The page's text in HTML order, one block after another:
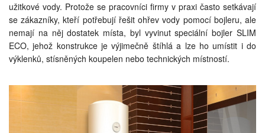
užitkové vody. Protože se pracovníci firmy v praxi často setkávají
se zákazníky, kteří potřebují řešit ohřev vody pomocí bojleru, ale
nemají na něj dostatek místa, byl vyvinut speciální bojler SLIM
ECO, jehož konstrukce je výjimečně štíhlá a lze ho umístit i do
výklenků, stísněných koupelen nebo technických místností.